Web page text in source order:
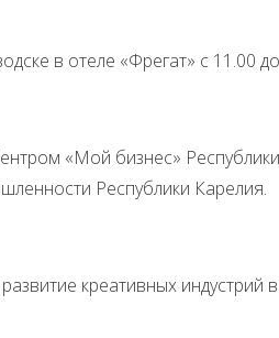
в отеле «Фрегат» с 11.00
«Мой бизнес» Республики
Республики Карелия.
креативных индустрий в